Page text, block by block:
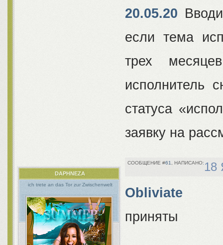
20.05.20
если тема
трех
исполнитель
статуса
заявку на
61 18
DAPHNEZA
ich trete an das Tor zur Zwischenwelt
Obliviate
приняты